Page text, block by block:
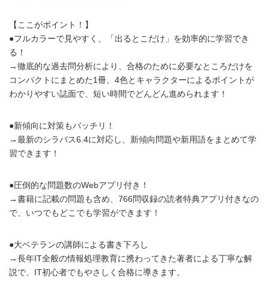
【ここがポイント！】
●フルカラーで見やすく、「出るとこだけ」を効率的に学習でき
る！
→徹底的な過去問分析により、合格のために必要なところだけを
コンパクトにまとめた1冊。4色とキャラクターによるポイントが
わかりやすい誌面で、短い時間でどんどん進められます！
●新傾向に対策もバッチリ！
→最新のシラバス6.4に対応し、新傾向問題や新用語をまとめて学
習できます！
●圧倒的な問題数のWebアプリ付き！
→書籍に記載の問題も含め、766問収録の読者特典アプリ付きなの
で、いつでもどこでも学習ができます！
●大ベテランの講師による書き下ろし
→長年IT全般の情報処理教育に携わってきた著者による丁寧な解
説で、IT初心者でもやさしく合格に導きます。